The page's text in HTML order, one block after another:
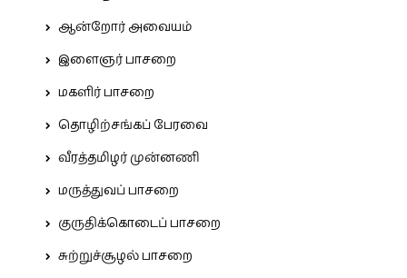
ஆன்றோர் அவையம்
இளைஞர் பாசறை
மகளிர் பாசறை
தொழிற்சங்கப் பேரவை
வீரத்தமிழர் முன்னணி
மருத்துவப் பாசறை
குருதிக்கொடைப் பாசறை
சுற்றுச்சூழல் பாசறை